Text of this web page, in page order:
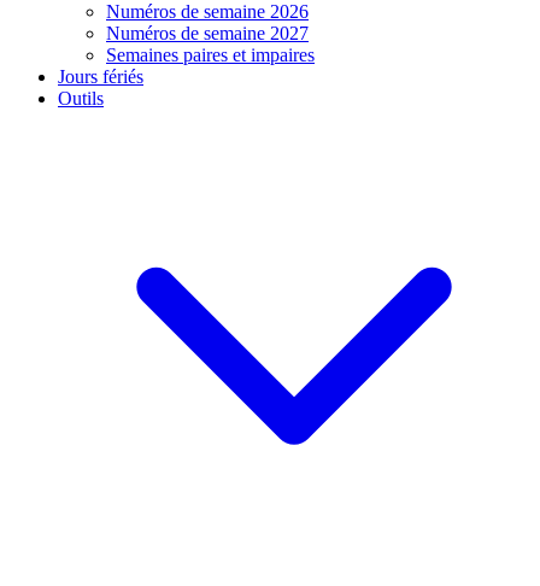
Numéros de semaine 2026
Numéros de semaine 2027
Semaines paires et impaires
Jours fériés
Outils